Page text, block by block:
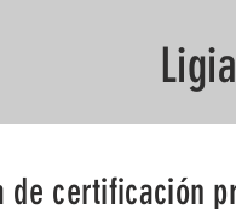
de certificación